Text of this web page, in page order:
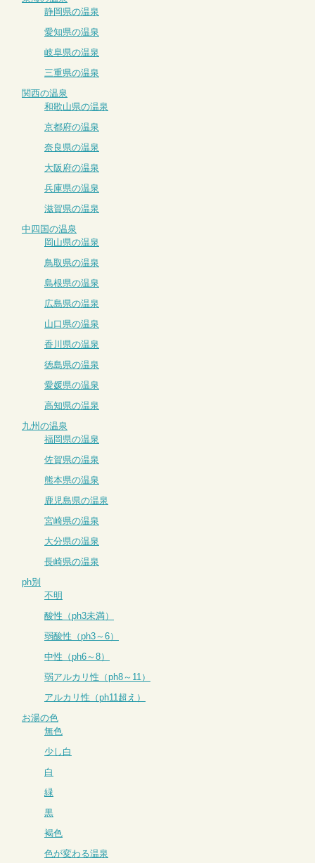
静岡県の温泉
愛知県の温泉
岐阜県の温泉
三重県の温泉
関西の温泉
和歌山県の温泉
京都府の温泉
奈良県の温泉
大阪府の温泉
兵庫県の温泉
滋賀県の温泉
中四国の温泉
岡山県の温泉
鳥取県の温泉
島根県の温泉
広島県の温泉
山口県の温泉
香川県の温泉
徳島県の温泉
愛媛県の温泉
高知県の温泉
九州の温泉
福岡県の温泉
佐賀県の温泉
熊本県の温泉
鹿児島県の温泉
宮崎県の温泉
大分県の温泉
長崎県の温泉
ph別
不明
酸性（ph3未満）
弱酸性（ph3～6）
中性（ph6～8）
弱アルカリ性（ph8～11）
アルカリ性（ph11超え）
お湯の色
無色
少し白
白
緑
黒
褐色
色が変わる温泉